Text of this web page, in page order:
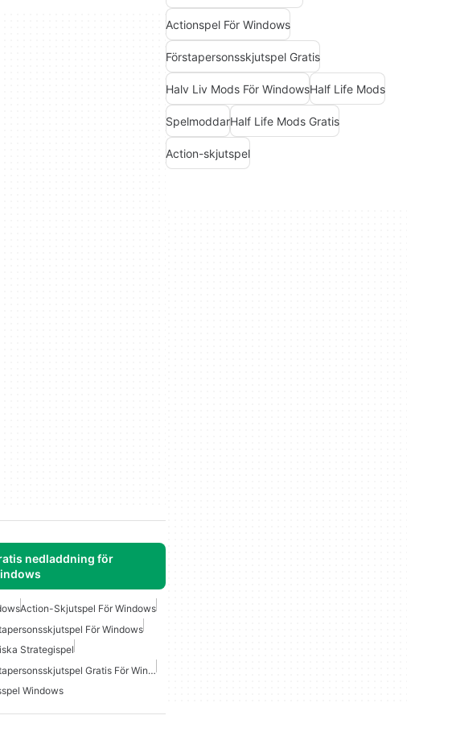
nedladdning för
Action-Skjutspel För Windows
För Windows
Strategispel
Förstapersonsskjutspel Gratis För Windows
Windows
Actionspel För Windows
Förstapersonsskjutspel Gratis
Halv Liv Mods För WindowsHalf Life Mods
SpelmoddarHalf Life Mods Gratis
Action-skjutspel